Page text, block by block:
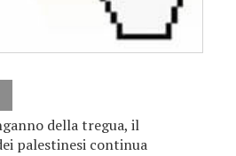
della tregua, il
palestinesi continua